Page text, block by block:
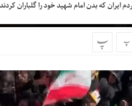
ایران که بدن امام شهید خود را گلباران
پ پ